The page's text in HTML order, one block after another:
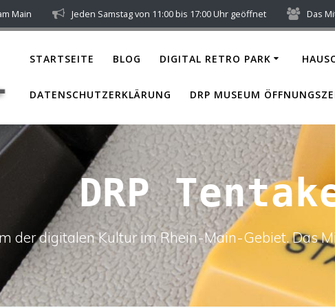
Main Jeden Samstag von 11:00 bis 17:00 Uhr geöffnet Das
STARTSEITE BLOG DIGITAL RETRO PARK
DATENSCHUTZERKLÄRUNG DRP MUSEUM
DRP
der digitalen Kultur im Rhein-Main-Gebiet. Das